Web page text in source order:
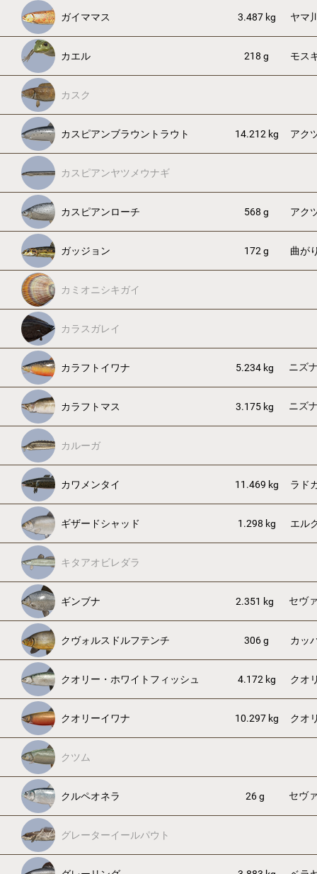
ガイママス 3.487 kg ヤマ
カエル 218 g モス
カスク
カスピアンブラウントラウト 14.212 kg アク
カスピアンヤツメウナギ
カスピアンローチ 568 g アク
ガッジョン 172 g 曲が
カミオニシキガイ
カラスガレイ
カラフトイワナ 5.234 kg ニズ
カラフトマス 3.175 kg ニズ
カルーガ
カワメンタイ 11.469 kg ラド
ギザードシャッド 1.298 kg エル
キタアオビレダラ
ギンブナ 2.351 kg セヴ
クヴォルスドルフテンチ 306 g カッ
クオリー・ホワイトフィッシュ 4.172 kg クオ
クオリーイワナ 10.297 kg クオ
クツム
クルペオネラ 26 g セヴ
グレーターイールパウト